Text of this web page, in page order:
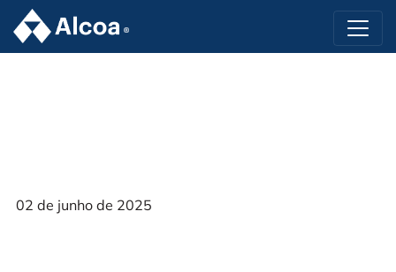
02 de junho de 2025